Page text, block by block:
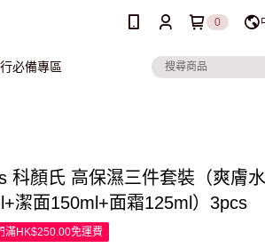
0
必備專區
科顏氏 高保濕三件套裝（爽膚水
潔面150ml+面霜125ml）3pcs
滿HK$250.00免運費